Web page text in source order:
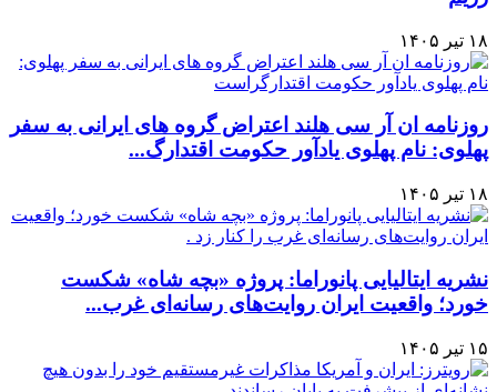
۱۸ تیر ۱۴۰۵
روزنامه ان آر سی هلند اعتراض گروه های ایرانی به سفر
پهلوی: نام پهلوی یادآور حکومت اقتدارگ...
۱۸ تیر ۱۴۰۵
نشریه ایتالیایی پانوراما: پروژه «بچه شاه» شکست
خورد؛ واقعیت ایران روایت‌های رسانه‌ای غرب...
۱۵ تیر ۱۴۰۵